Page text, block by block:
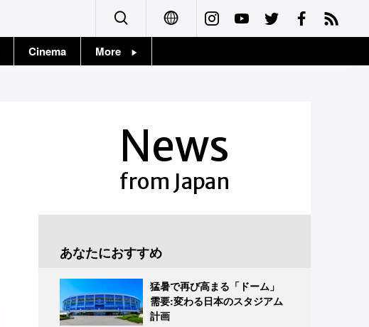
Français
Cinema More
News
from Japan
あなたにおすすめ
猛暑で再び高まる「ドーム」
需要:変わる日本のスタジアム
計画